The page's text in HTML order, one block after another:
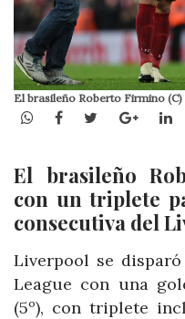
El brasileño Roberto Firmino
WhatsApp
Facebook
Twitter
El brasileño
con un triplete
consecutiva del
Liverpool se
League con una
(5º), con triplete